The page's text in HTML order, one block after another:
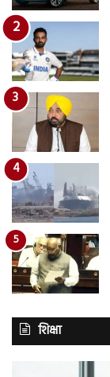
शिक्षा